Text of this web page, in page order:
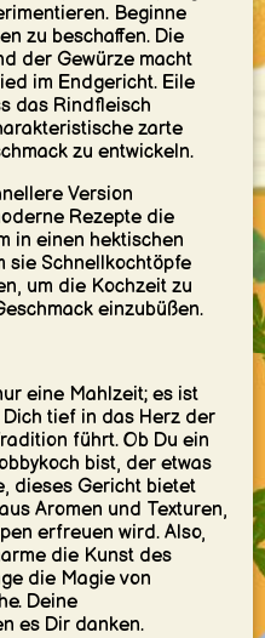
Beginne
zu beschaffen. Die
der Gewürze macht
im Endgericht. Eile
das Rindfleisch
zarte
zu entwickeln.
Version
Rezepte die
in einen hektischen
sie Schnellkochtöpfe
um die Kochzeit zu
einzubüßen.
eine Mahlzeit; es ist
tief in das Herz der
führt. Ob Du ein
bist, der etwas
dieses Gericht bietet
Aromen und Texturen,
erfreuen wird. Also,
die Kunst des
die Magie von
Deine
es Dir danken.